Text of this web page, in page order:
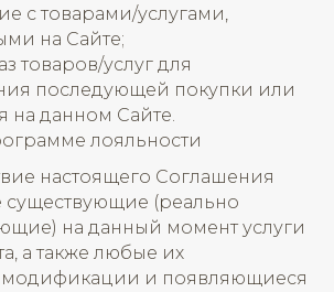
с товарами/услугами,
на Сайте;
товаров/услуг для
последующей покупки или
на данном Сайте.
лояльности
настоящего Соглашения
существующие (реально
на данный момент услуги
а также любые их
и появляющиеся